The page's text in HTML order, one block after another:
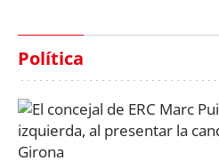
Política